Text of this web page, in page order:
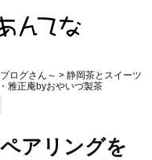
ログさん～ > 静岡茶とスイーツ
雅正庵byおやいづ製茶
アリングを